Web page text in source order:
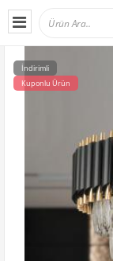
İndirimli
Kuponlu Ürün